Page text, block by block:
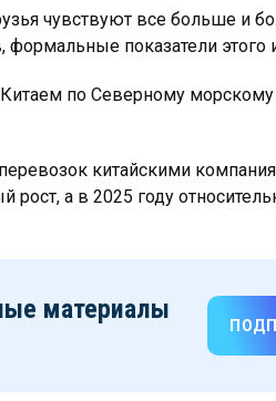
чувствуют все больше и
показатели этого
по Северному морскому
китайскими
рост, а в 2025 году
материалы